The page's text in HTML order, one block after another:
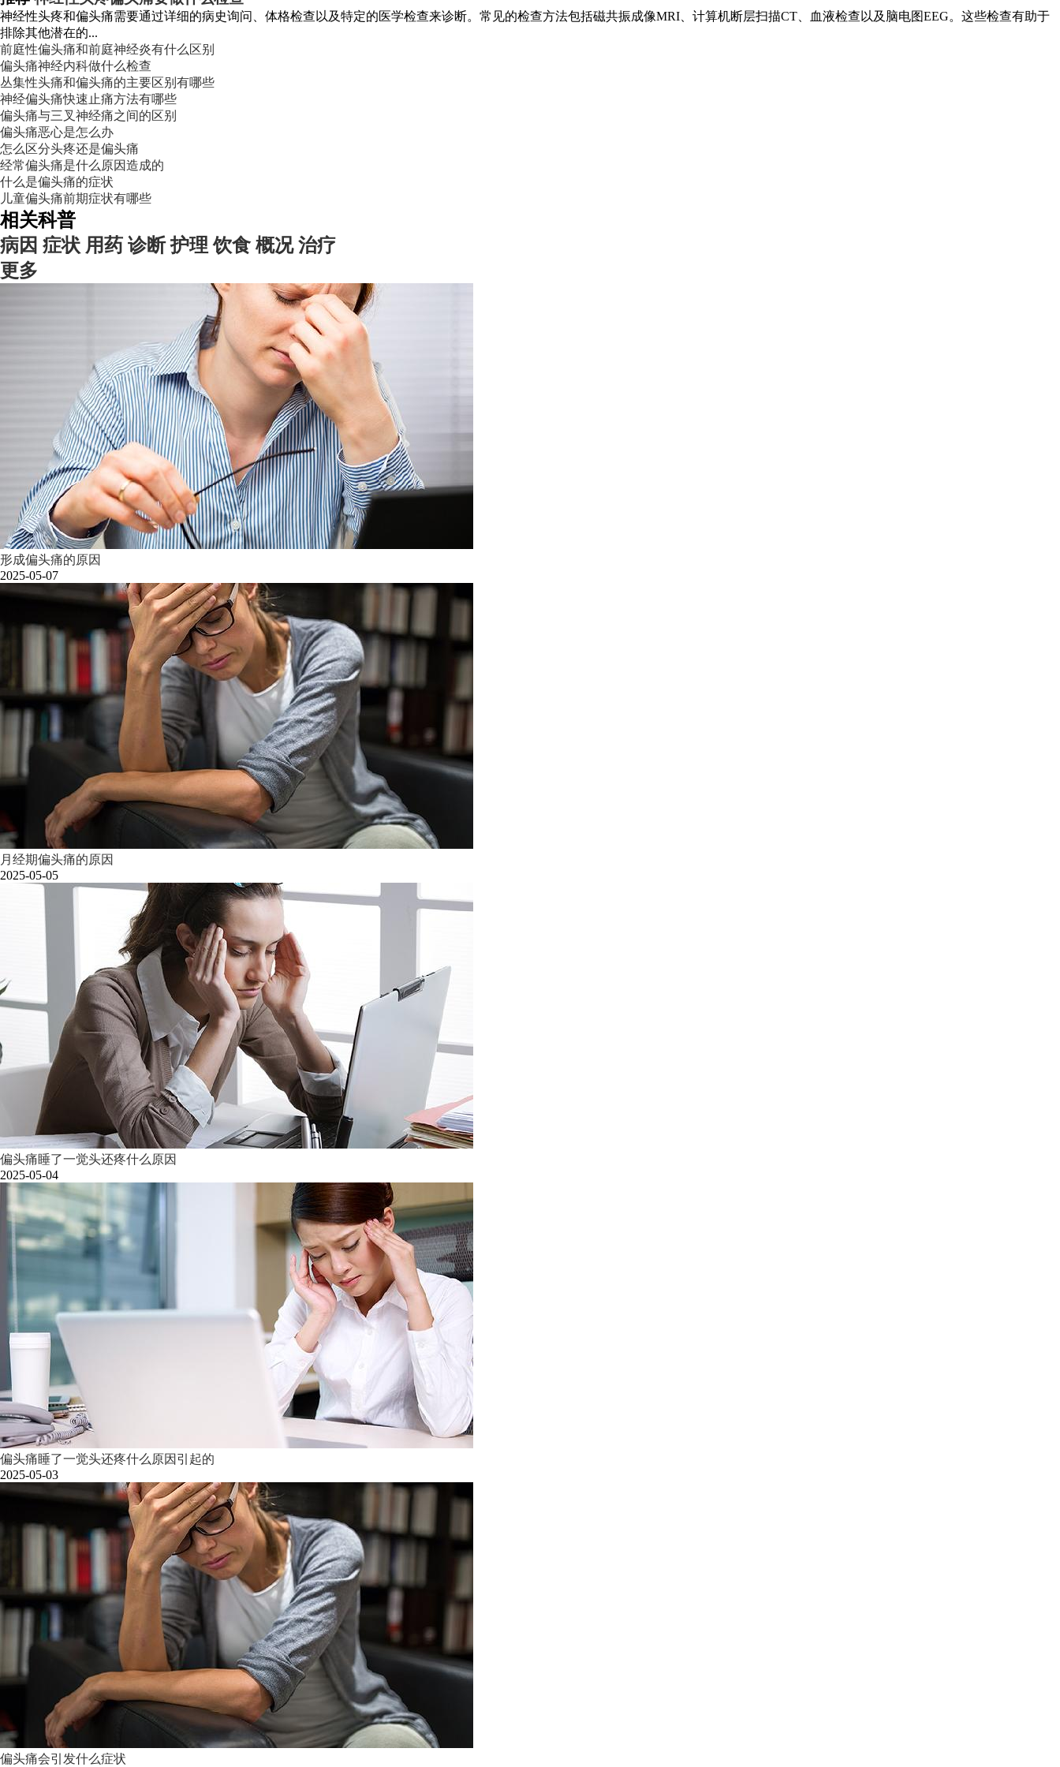
神经性头疼和偏头痛需要通过详细的病史询问、体格检查以及特定的医学检查来诊断。常见的检查方法包括磁共振成像MRI、计算机断层扫描CT、血液检查以及脑电图EEG。这些检查有助于
排除其他潜在的...
前庭性偏头痛和前庭神经炎有什么区别
偏头痛神经内科做什么检查
丛集性头痛和偏头痛的主要区别有哪些
神经偏头痛快速止痛方法有哪些
偏头痛与三叉神经痛之间的区别
偏头痛恶心是怎么办
怎么区分头疼还是偏头痛
经常偏头痛是什么原因造成的
什么是偏头痛的症状
儿童偏头痛前期症状有哪些
相关科普
病因 症状 用药 诊断 护理 饮食 概况 治疗
更多
形成偏头痛的原因
2025-05-07
月经期偏头痛的原因
2025-05-05
偏头痛睡了一觉头还疼什么原因
2025-05-04
偏头痛睡了一觉头还疼什么原因引起的
2025-05-03
偏头痛会引发什么症状